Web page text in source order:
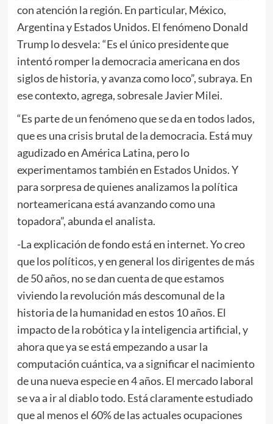
con atención la región. En particular, México,
Argentina y Estados Unidos. El fenómeno Donald
Trump lo desvela: “Es el único presidente que
intentó romper la democracia americana en dos
siglos de historia, y avanza como loco”, subraya. En
ese contexto, agrega, sobresale Javier Milei.
“Es parte de un fenómeno que se da en todos lados,
que es una crisis brutal de la democracia. Está muy
agudizado en América Latina, pero lo
experimentamos también en Estados Unidos. Y
para sorpresa de quienes analizamos la política
norteamericana está avanzando como una
topadora”, abunda el analista.
-La explicación de fondo está en internet. Yo creo
que los políticos, y en general los dirigentes de más
de 50 años, no se dan cuenta de que estamos
viviendo la revolución más descomunal de la
historia de la humanidad en estos 10 años. El
impacto de la robótica y la inteligencia artificial, y
ahora que ya se está empezando a usar la
computación cuántica, va a significar el nacimiento
de una nueva especie en 4 años. El mercado laboral
se va a ir al diablo todo. Está claramente estudiado
que al menos el 60% de las actuales ocupaciones